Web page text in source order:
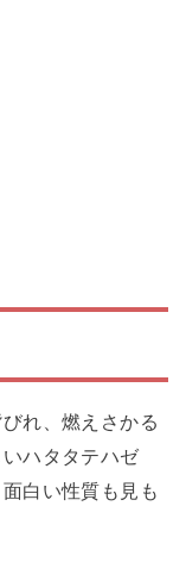
れ、燃えさかる
ハタタテハゼ
白い性質も見も